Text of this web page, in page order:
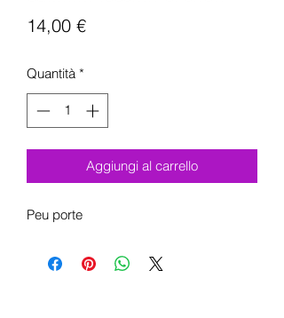
14,00 €Prezzo
Quantità *
Aggiungi al carrello
Peu porte